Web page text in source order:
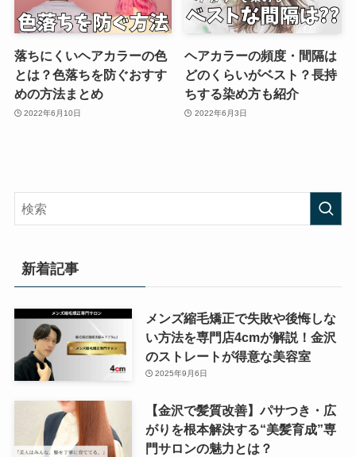
落ちにくいヘアカラーの色
とは？色落ちを防ぐおすす
めの方法まとめ
2022年6月10日
ヘアカラーの頻度・間隔は
どのくらいがベスト？長持
ちする染め方も紹介
2022年6月3日
新着記事
メンズ縮毛矯正で失敗や後悔しな
い方法を専門店4cmが解説！金沢
のストレートが得意な美容室
2025年9月6日
【金沢で髪質改善】パサつき・広
がりを根本解決する“美髪育成”専
門サロンの魅力とは？